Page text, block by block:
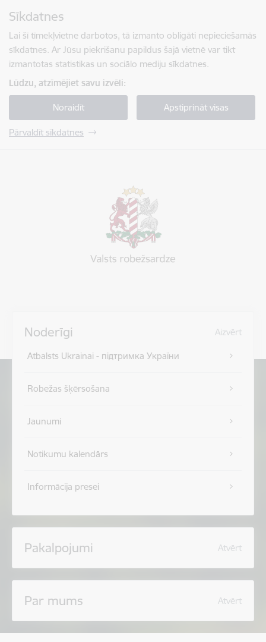
Sīkdatnes
Lai šī tīmekļvietne darbotos, tā izmanto obligāti nepieciešamās
sīkdatnes. Ar Jūsu piekrišanu papildus šajā vietnē var tikt
izmantotas statistikas un sociālo mediju sīkdatnes.
Lūdzu, atzīmējiet savu izvēli:
Noraidīt Apstiprināt visas
Pārvaldīt sīkdatnes
Noderīgi Aizvērt
Atbalsts Ukrainai - підтримка України
Robežas šķērsošana
Jaunumi
Notikumu kalendārs
Informācija presei
Pakalpojumi Atvērt
Par mums Atvērt